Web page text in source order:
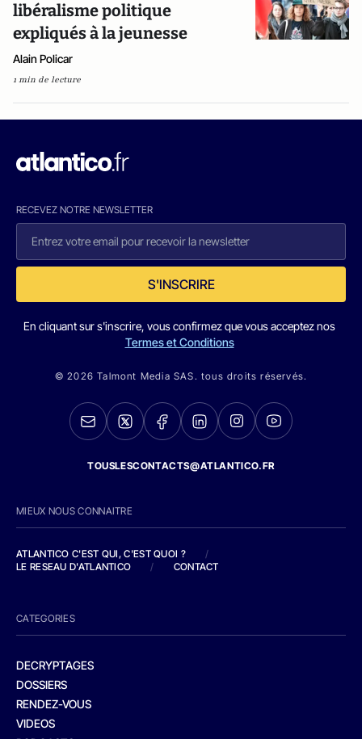
libéralisme politique
expliqués à la jeunesse
Alain Policar
1 min de lecture
RECEVEZ NOTRE NEWSLETTER
S'INSCRIRE
En cliquant sur s'inscrire, vous confirmez que vous acceptez nos
Termes et Conditions
© 2026 Talmont Media SAS. tous droits réservés.
TOUSLESCONTACTS@ATLANTICO.FR
MIEUX NOUS CONNAITRE
ATLANTICO C'EST QUI, C'EST QUOI ?
/
LE RESEAU D'ATLANTICO
/ CONTACT
CATEGORIES
DECRYPTAGES
DOSSIERS
RENDEZ-VOUS
VIDEOS